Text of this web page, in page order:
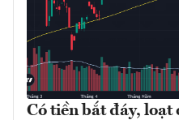
Có tiền bắt đáy, loạt